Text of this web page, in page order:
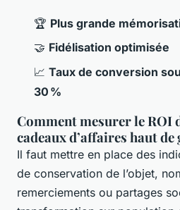
🏆 Plus grande
🤝 Fidélisation optimisée
📈 Taux de conversion
30 %
Comment mesurer le ROI
cadeaux d’affaires haut de
Il faut mettre en place des
de conservation de l’objet,
remerciements ou partages